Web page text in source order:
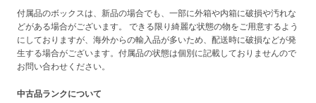
付属品のボックスは、新品の場合でも、一部に外箱や内箱に破損や汚れな
どがある場合がございます。 できる限り綺麗な状態の物をご用意するよう
にしておりますが、海外からの輸入品が多いため、配送時に破損などが発
生する場合がございます。付属品の状態は個別に記載しておりませんので
お問い合わせください。
中古品ランクについて